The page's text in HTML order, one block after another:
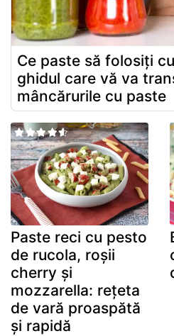
Ce paste să folosiți
ghidul care vă va
mâncărurile cu paste
Paste reci cu pesto
de rucola, roșii
cherry și
mozzarella: rețeta
de vară proaspătă
și rapidă